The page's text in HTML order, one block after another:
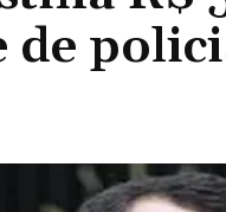
de